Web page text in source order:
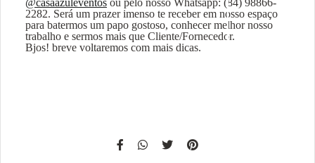
2282. Será um prazer imenso te receber em nosso espaço
para batermos um papo gostoso, conhecer melhor nosso
trabalho e sermos mais que Cliente/Fornecedor.
Bjos! breve voltaremos com mais dicas.